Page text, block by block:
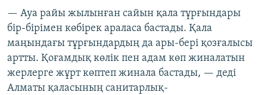
— Ауа райы жылынған сайын қала тұрғындары
бір-бірімен көбірек араласа бастады. Қала
маңындағы тұрғындардың да ары-бері қозғалысы
артты. Қоғамдық көлік пен адам көп жиналатын
жерлерге жұрт көптеп жинала бастады, — деді
Алматы қаласының санитарлық-